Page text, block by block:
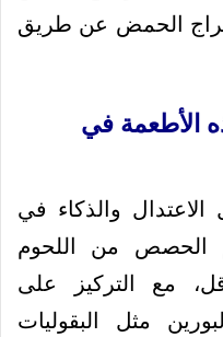
إخراج الحمض عن طريق
الأطعمة في
والذكاء في
الحصص من اللحوم
مع التركيز على
مثل البقوليات